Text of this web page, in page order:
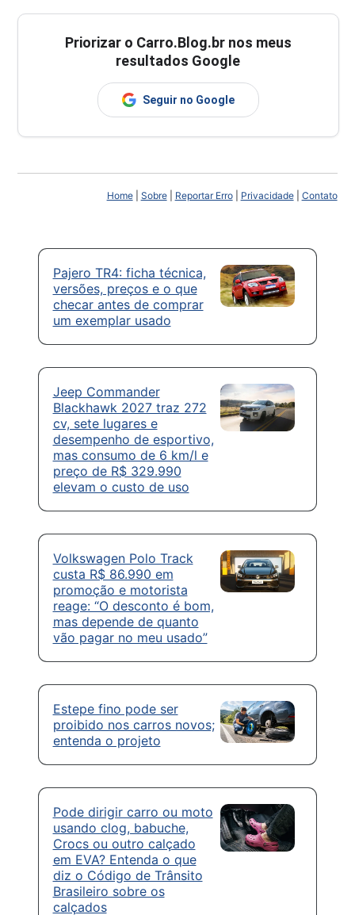
Priorizar o Carro.Blog.br nos meus
resultados Google
Seguir no Google
Home| Sobre| Reportar Erro| Privacidade| Contato
Pajero TR4: ficha técnica,
versões, preços e o que
checar antes de comprar
um exemplar usado
Jeep Commander
Blackhawk 2027 traz 272
cv, sete lugares e
desempenho de esportivo,
mas consumo de 6 km/l e
preço de R$ 329.990
elevam o custo de uso
Volkswagen Polo Track
custa R$ 86.990 em
promoção e motorista
reage: “O desconto é bom,
mas depende de quanto
vão pagar no meu usado”
Estepe fino pode ser
proibido nos carros novos;
entenda o projeto
Pode dirigir carro ou moto
usando clog, babuche,
Crocs ou outro calçado
em EVA? Entenda o que
diz o Código de Trânsito
Brasileiro sobre os
calçados